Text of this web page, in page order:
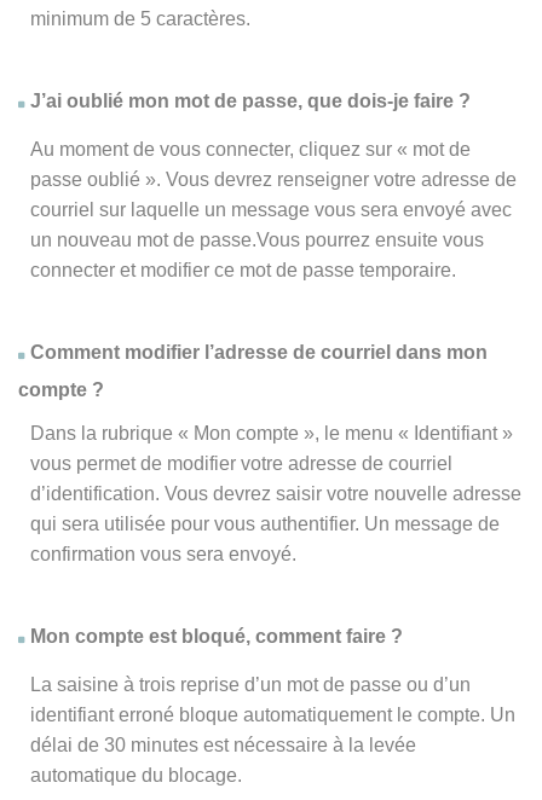
minimum de 5 caractères.
J’ai oublié mon mot de passe, que dois-je faire ?
Au moment de vous connecter, cliquez sur « mot de
passe oublié ». Vous devrez renseigner votre adresse de
courriel sur laquelle un message vous sera envoyé avec
un nouveau mot de passe.Vous pourrez ensuite vous
connecter et modifier ce mot de passe temporaire.
Comment modifier l’adresse de courriel dans mon
compte ?
Dans la rubrique « Mon compte », le menu « Identifiant »
vous permet de modifier votre adresse de courriel
d’identification. Vous devrez saisir votre nouvelle adresse
qui sera utilisée pour vous authentifier. Un message de
confirmation vous sera envoyé.
Mon compte est bloqué, comment faire ?
La saisine à trois reprise d’un mot de passe ou d’un
identifiant erroné bloque automatiquement le compte. Un
délai de 30 minutes est nécessaire à la levée
automatique du blocage.